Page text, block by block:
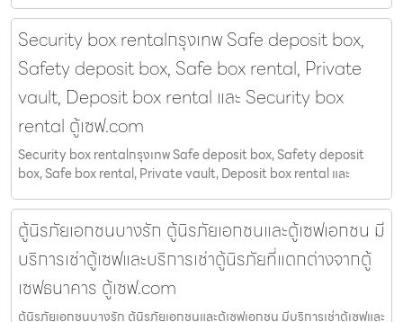
Security box rentalกรุงเทพ Safe deposit box,
Safety deposit box, Safe box rental, Private
vault, Deposit box rental และ Security box
rental ตู้เซฟ.com
Security box rentalกรุงเทพ Safe deposit box, Safety deposit
box, Safe box rental, Private vault, Deposit box rental และ
ตู้นิรภัยเอกชนบางรัก ตู้นิรภัยเอกชนและตู้เซฟเอกชน มี
บริการเช่าตู้เซฟและบริการเช่าตู้นิรภัยที่แตกต่างจากตู้
เซฟธนาคาร ตู้เซฟ.com
ตู้นิรภัยเอกชนบางรัก ตู้นิรภัยเอกชนและตู้เซฟเอกชน มีบริการเช่าตู้เซฟและ